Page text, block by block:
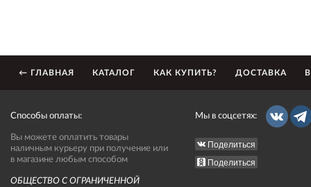
← ГЛАВНАЯ КАТАЛОГ КАК КУПИТЬ? ДОСТАВКА
Способы оплаты:
Вы можете оплатить товары
наличным курьеру при получение или
в магазине любым способом
ОБЩЕСТВО С ОГРАНИЧЕННОЙ
Мы в соцсетях:
Поделиться
Поделиться